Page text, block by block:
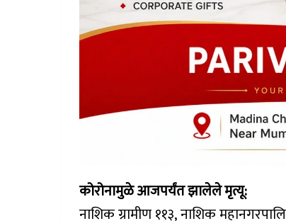
कोरोनामुळे आजपर्यंत झालेले मृत्यू:
नाशिक ग्रामीण ११३, नाशिक